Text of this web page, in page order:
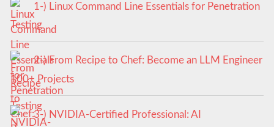
1-) Linux Command Line Essentials for Penetration
Testing
2-) From Recipe to Chef: Become an LLM Engineer
100+ Projects
3-) NVIDIA-Certified Professional: AI